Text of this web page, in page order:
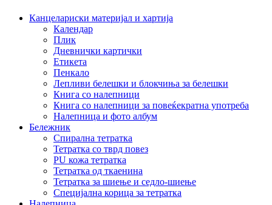
Канцелариски материјал и хартија
Календар
Плик
Дневнички картички
Етикета
Пенкало
Лепливи белешки и блокчиња за белешки
Книга со налепници
Книга со налепници за повеќекратна употреба
Налепница и фото албум
Бележник
Спирална тетратка
Тетратка со тврд повез
PU кожа тетратка
Тетратка од ткаенина
Тетратка за шиење и седло-шиење
Специјална корица за тетратка